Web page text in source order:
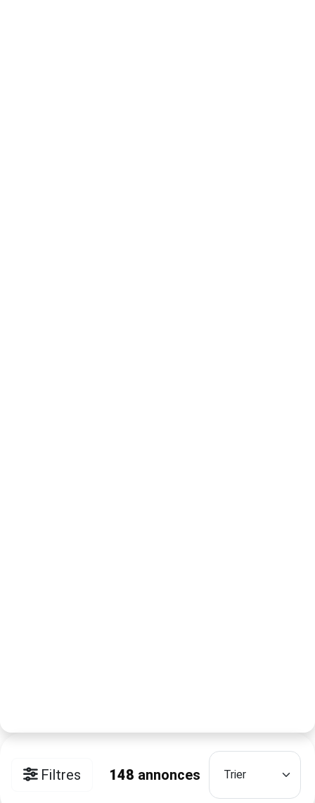
Filtres 148 annonces